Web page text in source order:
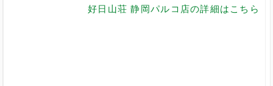
好日山荘 静岡パルコ店の詳細はこちら